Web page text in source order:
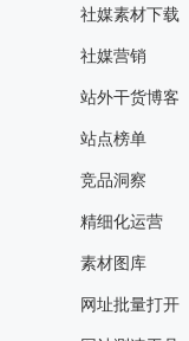
社媒素材下载
社媒营销
站外干货博客
站点榜单
竞品洞察
精细化运营
素材图库
网址批量打开